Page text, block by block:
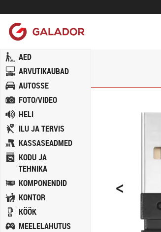
AED
ARVUTIKAUBAD
AUTOSSE
FOTO/VIDEO
HELI
ILU JA TERVIS
KASSASEADMED
KODU JA
TEHNIKA
KOMPONENDID
KONTOR
KÖÖK
MEELELAHUTUS
<